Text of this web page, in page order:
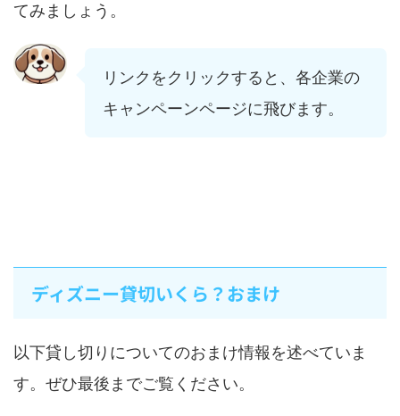
てみましょう。
リンクをクリックすると、各企業の
キャンペーンページに飛びます。
ディズニー貸切いくら？おまけ
以下貸し切りについてのおまけ情報を述べていま
す。ぜひ最後までご覧ください。